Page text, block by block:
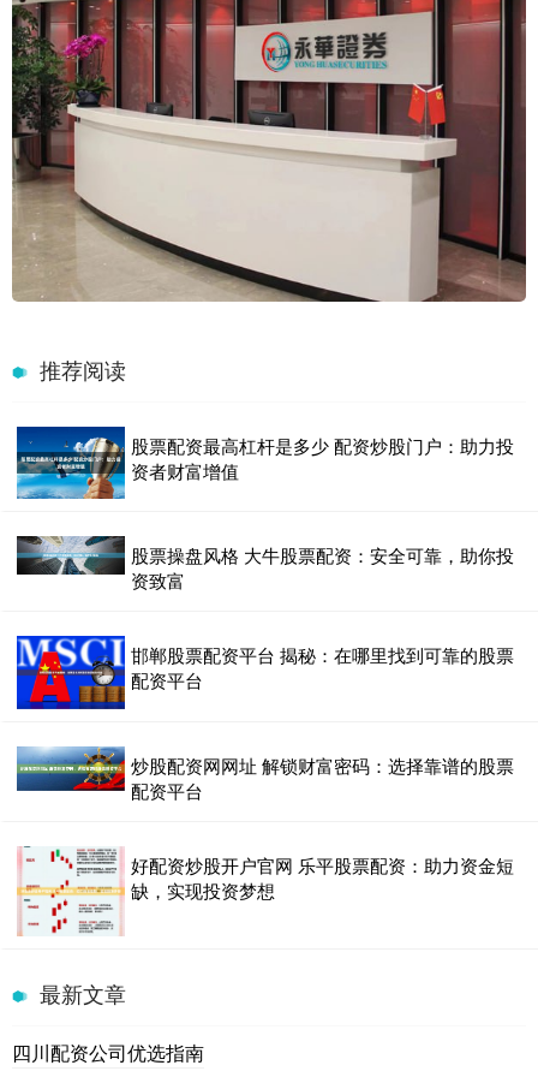
推荐阅读
股票配资最高杠杆是多少 配资炒股门户：助力投
资者财富增值
股票操盘风格 大牛股票配资：安全可靠，助你投
资致富
邯郸股票配资平台 揭秘：在哪里找到可靠的股票
配资平台
炒股配资网网址 解锁财富密码：选择靠谱的股票
配资平台
好配资炒股开户官网 乐平股票配资：助力资金短
缺，实现投资梦想
最新文章
四川配资公司优选指南